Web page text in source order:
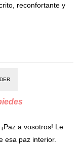
reconfortante y
a vosotros! Le
esa paz interior.